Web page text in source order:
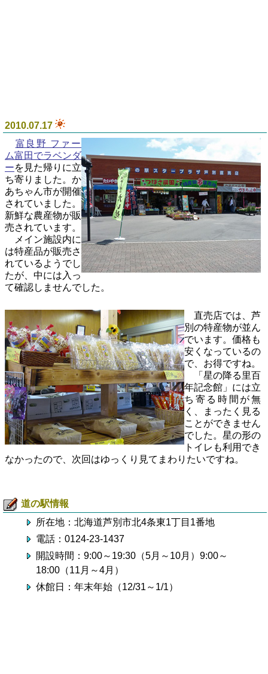
2010.07.17
富良野 ファー
ム富田でラベンダ
ーを見た帰りに立
ち寄りました。か
あちゃん市が開催
されていました。
新鮮な農産物が販
売されています。
メイン施設内に
は特産品が販売さ
れているようでし
たが、中には入っ
て確認しませんでした。
直売店では、芦
別の特産物が並ん
でいます。価格も
安くなっているの
で、お得ですね。
「星の降る里百
年記念館」には立
ち寄る時間が無
く、まったく見る
ことができません
でした。星の形の
トイレも利用でき
なかったので、次回はゆっくり見てまわりたいですね。
道の駅情報
所在地：北海道芦別市北4条東1丁目1番地
電話：0124-23-1437
開設時間：9:00～19:30（5月～10月）9:00～
18:00（11月～4月）
休館日：年末年始（12/31～1/1）